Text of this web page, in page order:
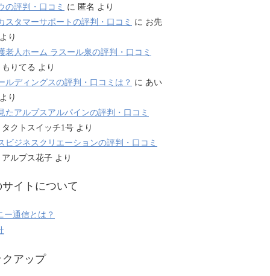
の評判・口コミ に 匿名 より
スタマーサポートの評判・口コミ に お先
り
老人ホーム ラスール泉の評判・口コミ
もりてる より
ルディングスの評判・口コミは？ に あい
り
たアルプスアルパインの評判・口コミ
タクトスイッチ1号 より
ビジネスクリエーションの評判・口コミ
アルプス花子 より
イトについて
ー通信とは？
クアップ